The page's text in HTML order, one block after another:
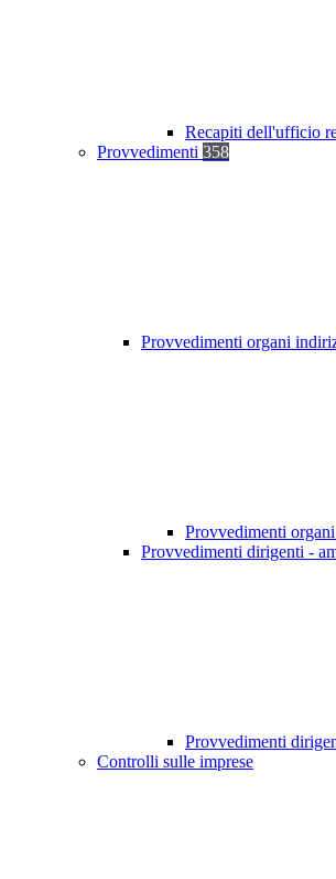
Recapiti dell'ufficio
Provvedimenti 358
Provvedimenti organi
Provvedimenti
Provvedimenti dirigenti -
Provvedimenti
Controlli sulle imprese